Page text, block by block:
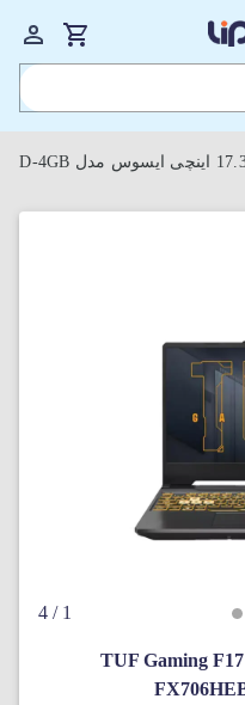
1
/ 4
لپ‌ تاپ 17.3 اینچی ایسوس مدل TUF Gaming F17